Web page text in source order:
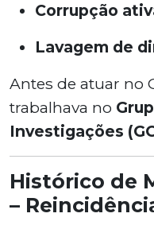
Corrupção
Lavagem de
Antes de atuar no
trabalhava no
Investigações
Histórico de
–